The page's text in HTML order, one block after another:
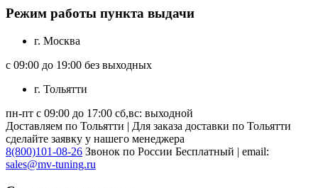
Режим работы пункта выдачи
г. Москва
с 09:00 до 19:00 без выходных
г. Тольятти
пн-пт с 09:00 до 17:00 сб,вс: выходной
Доставляем по Тольятти | Для заказа доставки по Тольятти
сделайте заявку у нашего менеджера
8(800)101-08-26 Звонок по России Бесплатный | email:
sales@mv-tuning.ru